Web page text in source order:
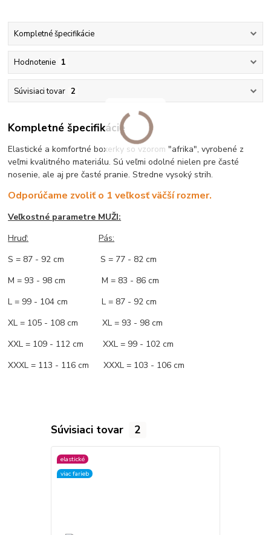
Kompletné špecifikácie
Hodnotenie 1
Súvisiaci tovar 2
Kompletné špecifikácie
Elastické a komfortné boxerky so vzorom "afrika", vyrobené z
veľmi kvalitného materiálu. Sú veľmi odolné nielen pre časté
nosenie, ale aj pre časté pranie. Stredne vysoký strih.
Odporúčame zvoliť o 1 veľkosť väčší rozmer.
Veľkostné parametre MUŽI:
Hruď:
Pás:
S = 87 - 92 cm S = 77 - 82 cm
M = 93 - 98 cm M = 83 - 86 cm
L = 99 - 104 cm L = 87 - 92 cm
XL = 105 - 108 cm XL = 93 - 98 cm
XXL = 109 - 112 cm XXL = 99 - 102 cm
XXXL = 113 - 116 cm XXXL = 103 - 106 cm
Súvisiaci tovar 2
elastické
viac farieb